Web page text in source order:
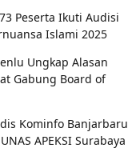
73 Peserta Ikuti Audisi
Islami 2025
Ungkap Alasan
Gabung Board of
Kominfo Banjarbaru
APEKSI Surabaya